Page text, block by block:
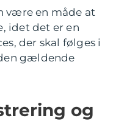
være en måde at
idet det er en
der skal følges i
gældende
og